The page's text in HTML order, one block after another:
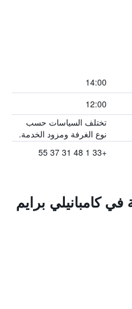
14:00
12:00
تختلف السياسات حسب
نوع الغرفة ومزود الخدمة.
+33 1 48 31 37 55
في كامبانيلي برايم